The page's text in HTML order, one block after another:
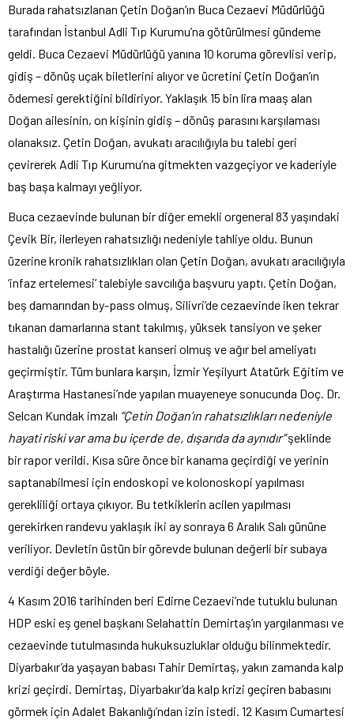
Burada rahatsızlanan Çetin Doğan’ın Buca Cezaevi Müdürlüğü
tarafından İstanbul Adli Tıp Kurumu’na götürülmesi gündeme
geldi. Buca Cezaevi Müdürlüğü yanına 10 koruma görevlisi verip,
gidiş – dönüş uçak biletlerini alıyor ve ücretini Çetin Doğan’ın
ödemesi gerektiğini bildiriyor. Yaklaşık 15 bin lira maaş alan
Doğan ailesinin, on kişinin gidiş – dönüş parasını karşılaması
olanaksız. Çetin Doğan, avukatı aracılığıyla bu talebi geri
çevirerek Adli Tıp Kurumu’na gitmekten vazgeçiyor ve kaderiyle
baş başa kalmayı yeğliyor.
Buca cezaevinde bulunan bir diğer emekli orgeneral 83 yaşındaki
Çevik Bir, ilerleyen rahatsızlığı nedeniyle tahliye oldu. Bunun
üzerine kronik rahatsızlıkları olan Çetin Doğan, avukatı aracılığıyla
‘infaz ertelemesi’ talebiyle savcılığa başvuru yaptı. Çetin Doğan,
beş damarından by-pass olmuş, Silivri’de cezaevinde iken tekrar
tıkanan damarlarına stant takılmış, yüksek tansiyon ve şeker
hastalığı üzerine prostat kanseri olmuş ve ağır bel ameliyatı
geçirmiştir. Tüm bunlara karşın, İzmir Yeşilyurt Atatürk Eğitim ve
Araştırma Hastanesi’nde yapılan muayeneye sonucunda Doç. Dr.
Selcan Kundak imzalı “Çetin Doğan’ın rahatsızlıkları nedeniyle
hayati riski var ama bu içerde de, dışarıda da aynıdır”şeklinde
bir rapor verildi. Kısa süre önce bir kanama geçirdiği ve yerinin
saptanabilmesi için endoskopi ve kolonoskopi yapılması
gerekliliği ortaya çıkıyor. Bu tetkiklerin acilen yapılması
gerekirken randevu yaklaşık iki ay sonraya 6 Aralık Salı gününe
veriliyor. Devletin üstün bir görevde bulunan değerli bir subaya
verdiği değer böyle.
4 Kasım 2016 tarihinden beri Edirne Cezaevi’nde tutuklu bulunan
HDP eski eş genel başkanı Selahattin Demirtaş’ın yargılanması ve
cezaevinde tutulmasında hukuksuzluklar olduğu bilinmektedir.
Diyarbakır’da yaşayan babası Tahir Demirtaş, yakın zamanda kalp
krizi geçirdi. Demirtaş, Diyarbakır’da kalp krizi geçiren babasını
görmek için Adalet Bakanlığı’ndan izin istedi. 12 Kasım Cumartesi